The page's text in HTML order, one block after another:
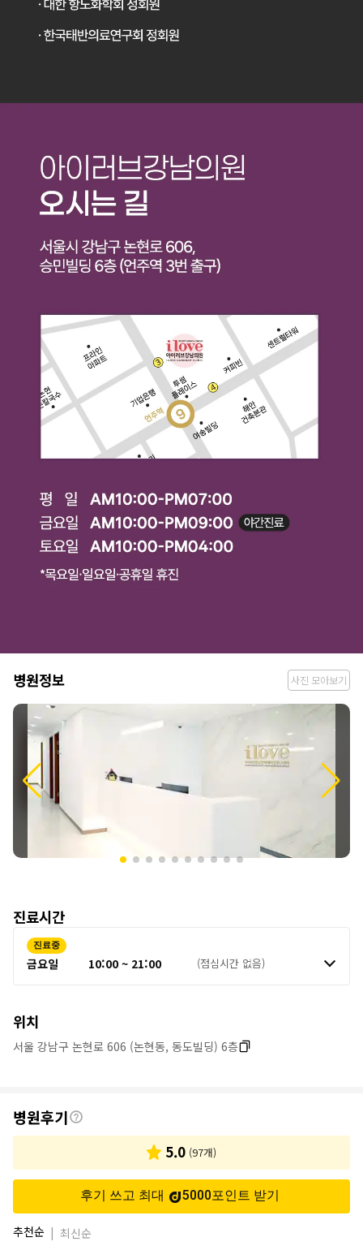
병
원
병원정보 사진 모아보기
진료시간
진료중
금요일 10:00 ~ 21:00 (점심시간 없음)
위치
서울 강남구 논현로 606 (논현동, 동도빌딩) 6층
후
기
병원후기
5.0 (97개)
후기 쓰고 최대 5000포인트 받기
추천순 | 최신순